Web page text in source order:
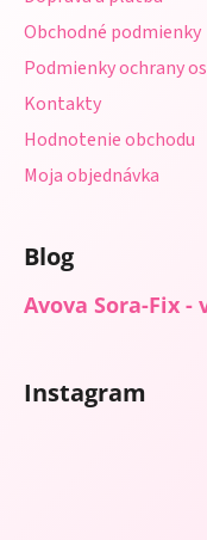
Obchodné podmienky
Podmienky ochrany
Kontakty
Hodnotenie obchodu
Moja objednávka
Blog
Avova Sora-Fix -
Instagram